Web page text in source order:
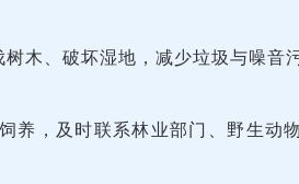
木、破坏湿地，减少垃圾与噪音
养，及时联系林业部门、野生动